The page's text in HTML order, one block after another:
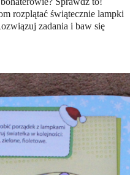
rozplątać świątecznie lampki
zadania i baw się